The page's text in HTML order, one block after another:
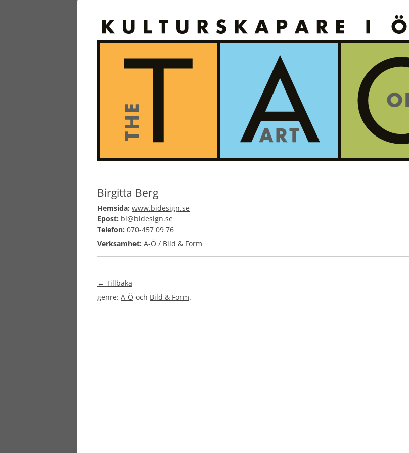
Birgitta Berg
Hemsida: www.bidesign.se
Epost: bi@bidesign.se
Telefon: 070-457 09 76
Verksamhet: A-Ö / Bild & Form
← Tillbaka
genre: A-Ö och Bild & Form.